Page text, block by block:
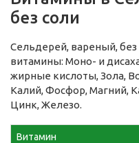
без соли
Сельдерей, вареный,
витамины: Моно- и
жирные кислоты, Зола,
Калий, Фосфор, Магний,
Цинк, Железо.
Витамин